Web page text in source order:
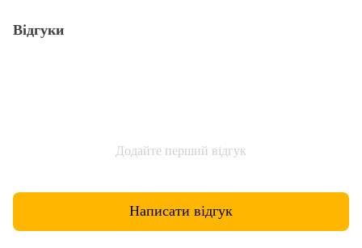
Відгуки
Додайте перший відгук
Написати відгук